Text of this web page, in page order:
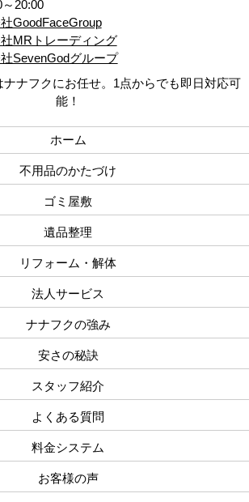
20:00
GoodFaceGroup
MRトレーディング
SevenGodグループ
ナフクにお任せ。1点からでも即日対応可
能！
ホーム
不用品のかたづけ
ゴミ屋敷
遺品整理
リフォーム・解体
法人サービス
ナナフクの強み
安さの秘訣
スタッフ紹介
よくある質問
料金システム
お客様の声